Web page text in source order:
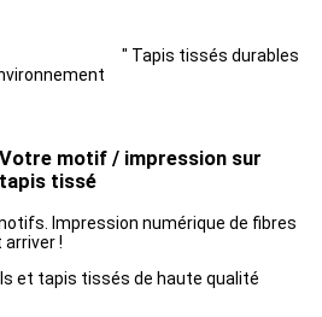
" Tapis tissés durables
Votre motif / impression sur
tapis tissé
Impression numérique de fibres
!
et tapis tissés de haute qualité